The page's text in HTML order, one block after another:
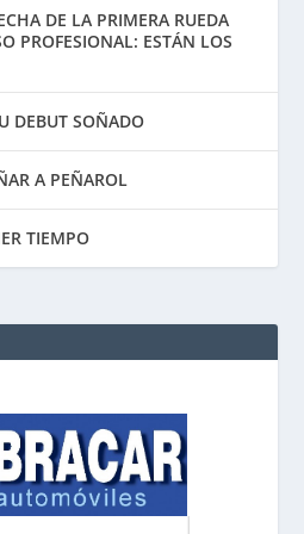
DE LA PRIMERA RUEDA
PROFESIONAL: ESTÁN LOS
DEBUT SOÑADO
A PEÑAROL
TIEMPO